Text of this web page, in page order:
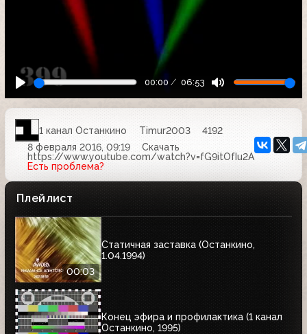
00:00 06:53
1 канал Останкино Timur2003
4192
8 февраля 2016, 09:19
Скачать
https://www.youtube.com/watch?v=fG9itOfIu2A
Есть проблема?
Плейлист
00:03
Статичная заставка (Останкино,
1.04.1994)
Конец эфира и профилактика (1 канал
Останкино, 1995)